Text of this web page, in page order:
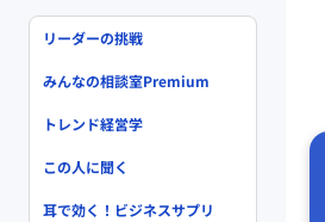
リーダーの挑戦
みんなの相談室Premium
トレンド経営学
この人に聞く
耳で効く！ビジネスサプリ